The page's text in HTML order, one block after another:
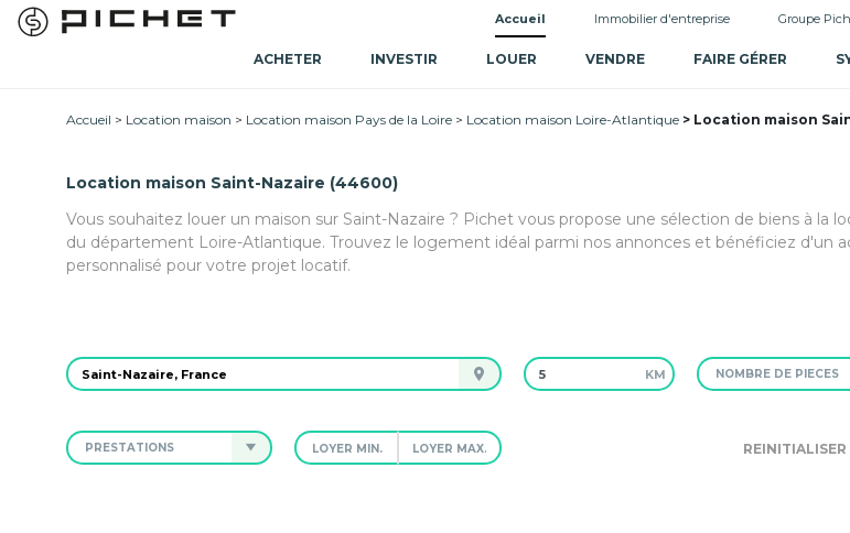
Accueil Immobilier d'entreprise Groupe
ACHETER INVESTIR LOUER VENDRE FAIRE GÉRER
Accueil Location maison Location maison Pays de la Loire Location maison Loire-Atlantique Location maison
Location maison Saint-Nazaire (44600)
Vous souhaitez louer un maison sur Saint-Nazaire ? Pichet vous propose une sélection de biens à la
du département Loire-Atlantique. Trouvez le logement idéal parmi nos annonces et bénéficiez d'un
personnalisé pour votre projet locatif.
KM NOMBRE DE PIÈCES
PRESTATIONS